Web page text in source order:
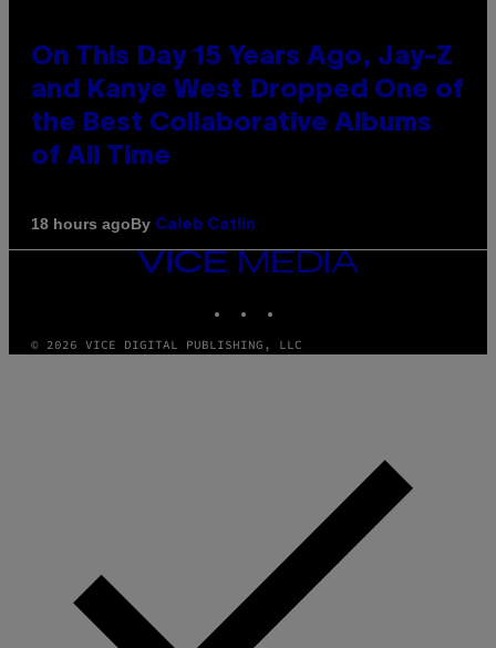
On This Day 15 Years Ago, Jay-Z
and Kanye West Dropped One of
the Best Collaborative Albums
of All Time
18 hours agoBy Caleb Catlin
VICE
MEDIA
© 2026 VICE DIGITAL PUBLISHING, LLC